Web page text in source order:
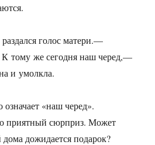
голос матери.—
К тому же сегодня наш черед,—
и умолкла.
«наш черед».
приятный сюрприз. Может
дожидается подарок?